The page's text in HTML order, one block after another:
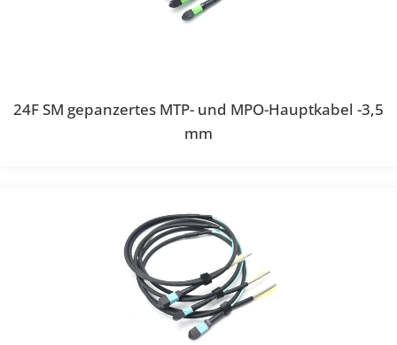
24F SM gepanzertes MTP- und MPO-Hauptkabel -3,5
mm